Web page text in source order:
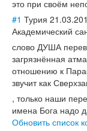
это при своём
#1 Турия
Академический
слово ДУША
загрязнённая
отношению к
звучит как
, только наши
имена Бога надо
Обновить список